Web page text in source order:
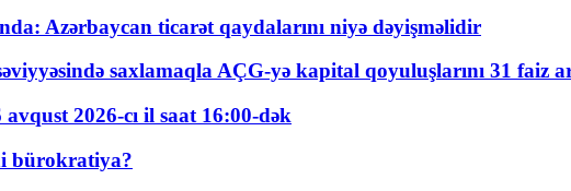
Azərbaycan ticarət qaydalarını niyə dəyişməlidir
saxlamaqla AÇG-yə kapital qoyuluşlarını 31 faiz
2026-cı il saat 16:00-dək
bürokratiya?